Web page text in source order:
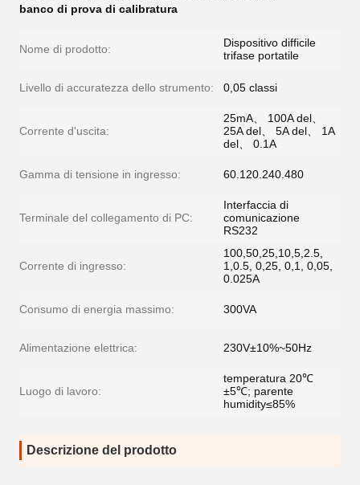
banco di prova di calibratura
Nome di prodotto:
Dispositivo difficile
trifase portatile
Livello di accuratezza dello strumento: 0,05 classi
Corrente d'uscita:
25mA、 100A del、
25A del、 5A del、 1A
del、 0.1A
Gamma di tensione in ingresso: 60.120.240.480
Terminale del collegamento di PC:
Interfaccia di
comunicazione
RS232
Corrente di ingresso:
100,50,25,10,5,2.5,
1,0.5, 0,25, 0,1, 0,05,
0.025A
Consumo di energia massimo: 300VA
Alimentazione elettrica: 230V±10%~50Hz
Luogo di lavoro:
temperatura 20℃
±5℃; parente
humidity≤85%
Descrizione del prodotto